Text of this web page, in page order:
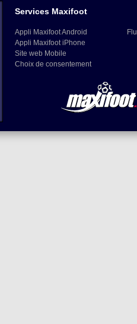
Services Maxifoot
Appli Maxifoot Android
Appli Maxifoot iPhone
Site web Mobile
Choix de consentement